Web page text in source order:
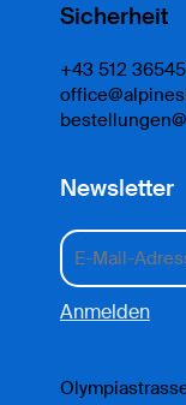
Sicherheit
+43 512
Newsletter